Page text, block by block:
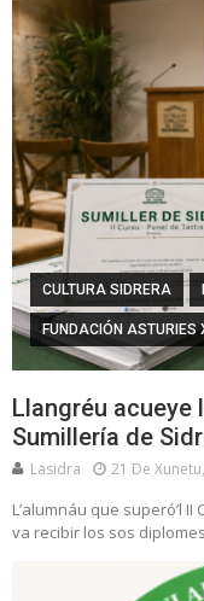
CULTURA SIDRERA
FUNDACIÓN ASTURIES
Llangréu acueye
Sumillería de
Lasidra 21 De
L’alumnáu que superó’l
va recibir los sos